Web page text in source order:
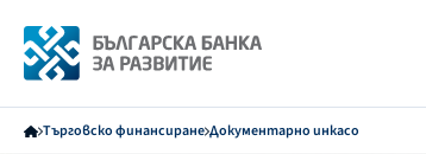
Търговско финансиране Документарно инкасо